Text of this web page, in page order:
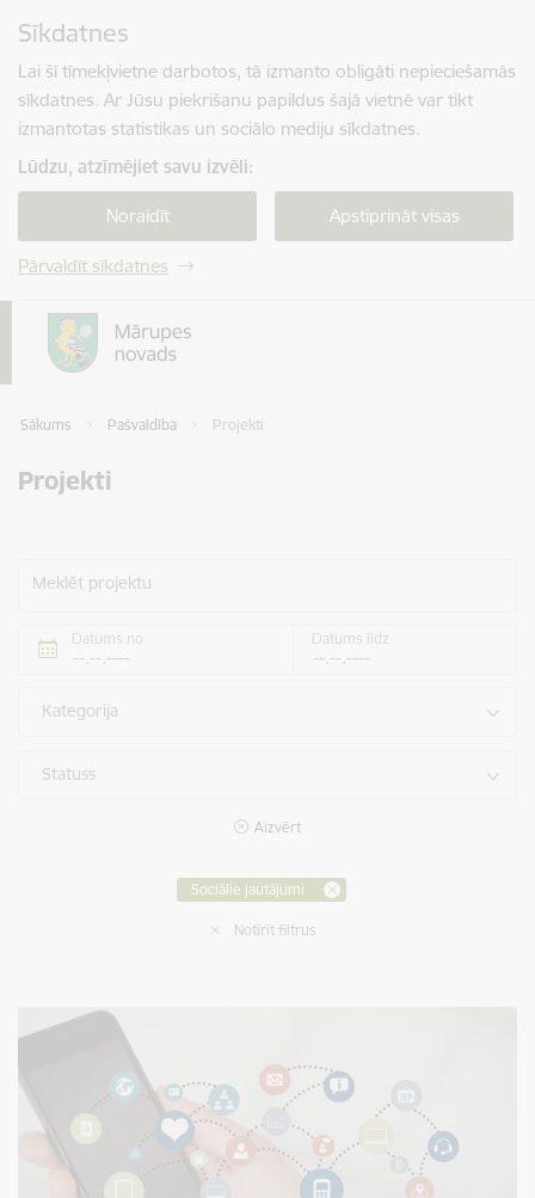
Sīkdatnes
Lai šī tīmekļvietne darbotos, tā izmanto obligāti nepieciešamās
sīkdatnes. Ar Jūsu piekrišanu papildus šajā vietnē var tikt
izmantotas statistikas un sociālo mediju sīkdatnes.
Lūdzu, atzīmējiet savu izvēli:
Noraidīt Apstiprināt visas
Pārvaldīt sīkdatnes
Sākums Pašvaldība Projekti
Projekti
Meklēt projektu
Datums no Datums līdz
Kategorija
Statuss
Aizvērt
Sociālie jautājumi
Notīrīt filtrus